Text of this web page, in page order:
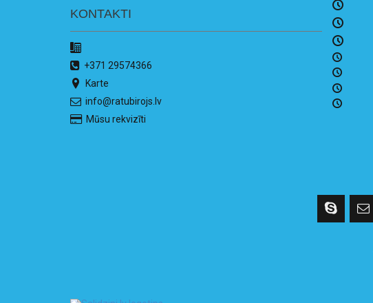
KONTAKTI
+371 29574366
Karte
info@ratubirojs.lv
Mūsu rekvizīti